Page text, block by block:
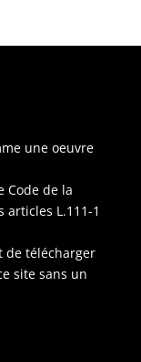
une oeuvre
Code de la
articles L.111-1
de télécharger
site sans un